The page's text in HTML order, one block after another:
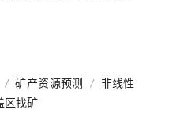
/ 矿产资源预测 / 非线性
找矿